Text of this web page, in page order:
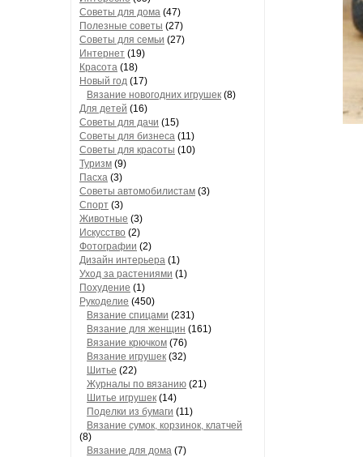
Советы для дома (47)
Полезные советы (27)
Советы для семьи (27)
Интернет (19)
Красота (18)
Новый год (17)
Вязание новогодних игрушек (8)
Для детей (16)
Советы для дачи (15)
Советы для бизнеса (11)
Советы для красоты (10)
Туризм (9)
Пасха (3)
Советы автомобилистам (3)
Спорт (3)
Животные (3)
Искусство (2)
Фотографии (2)
Дизайн интерьера (1)
Уход за растениями (1)
Похудение (1)
Рукоделие (450)
Вязание спицами (231)
Вязание для женщин (161)
Вязание крючком (76)
Вязание игрушек (32)
Шитье (22)
Журналы по вязанию (21)
Шитье игрушек (14)
Поделки из бумаги (11)
Вязание сумок, корзинок, клатчей
(8)
Вязание для дома (7)